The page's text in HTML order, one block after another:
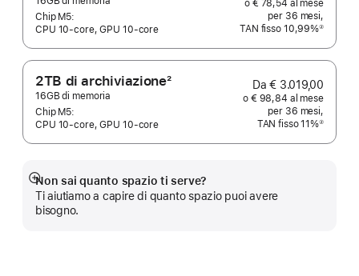
Chip M5:
CPU 10‑core, GPU 10‑core
o € 78,54 al mese
per 36 mesi,
TAN fisso 10,99%②
2TB di archiviazione
Nota
2
16GB di memoria
Chip M5:
CPU 10-core, GPU 10-core
Da € 3.019,00
o € 98,84 al mese
per 36 mesi,
TAN fisso 11%②
Non sai quanto spazio ti serve?
Ti aiutiamo a capire di quanto spazio puoi avere
bisogno.
Mostra
di
più